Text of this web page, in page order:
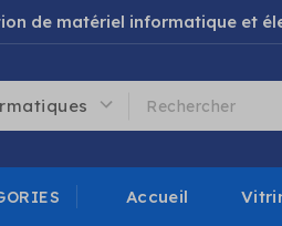
de matériel informatique et
Accueil